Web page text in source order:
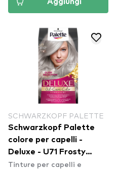
SCHWARZKOPF PALETTE
Schwarzkopf Palette
colore per capelli -
Deluxe - U71 Frosty
Silver
Tinture per capelli e